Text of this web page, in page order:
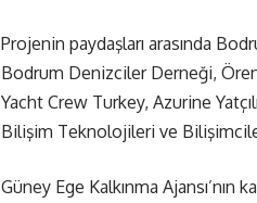
Projenin paydaşları arasında
Bodrum Denizciler Derneği,
Yacht Crew Turkey, Azurine
Bilişim Teknolojileri ve
Güney Ege Kalkınma